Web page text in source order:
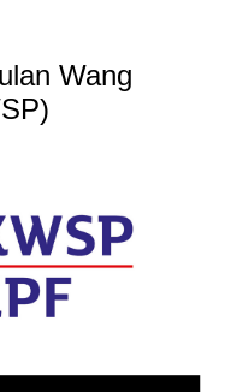
Wang